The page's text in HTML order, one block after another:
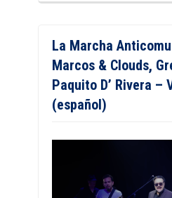
La Marcha
Marcos & Clouds,
Paquito D’ Rivera –
(español)